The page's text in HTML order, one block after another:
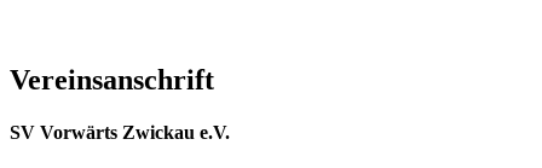
Vereinsanschrift
SV Vorwärts Zwickau e.V.